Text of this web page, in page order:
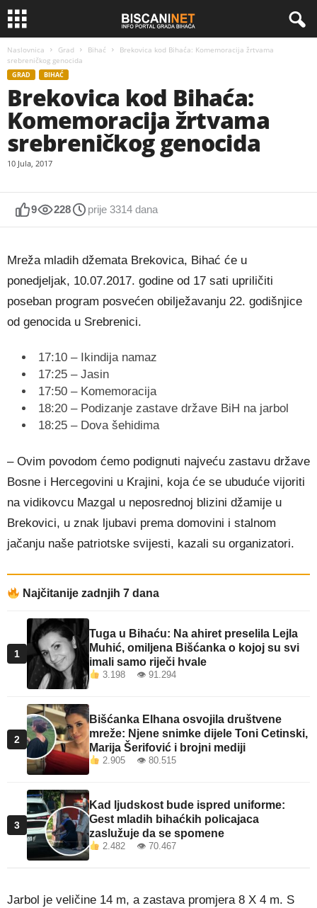
Naslovnica Grad Bihać
Brekovica kod Bihaća: Komemoracija žrtvama
srebreničkog genocida
GRAD BIHAĆ
Brekovica kod Bihaća:
Komemoracija žrtvama
srebreničkog genocida
10 Jula, 2017
9 228 prije 3314 dana
Mreža mladih džemata Brekovica, Bihać će u
ponedjeljak, 10.07.2017. godine od 17 sati upriličiti
poseban program posvećen obilježavanju 22. godišnjice
od genocida u Srebrenici.
17:10 – Ikindija namaz
17:25 – Jasin
17:50 – Komemoracija
18:20 – Podizanje zastave države BiH na jarbol
18:25 – Dova šehidima
– Ovim povodom ćemo podignuti najveću zastavu države
Bosne i Hercegovini u Krajini, koja će se ubuduće vijoriti
na vidikovcu Mazgal u neposrednoj blizini džamije u
Brekovici, u znak ljubavi prema domovini i stalnom
jačanju naše patriotske svijesti, kazali su organizatori.
Najčitanije zadnjih 7 dana
1
Tuga u Bihaću: Na ahiret preselila Lejla
Muhić, omiljena Bišćanka o kojoj su svi
imali samo riječi hvale
3.198 👁 91.294
2
Bišćanka Elhana osvojila društvene
mreže: Njene snimke dijele Toni Cetinski,
Marija Šerifović i brojni mediji
2.905 👁 80.515
3
Kad ljudskost bude ispred uniforme:
Gest mladih bihaćkih policajaca
zaslužuje da se spomene
2.482 👁 70.467
Jarbol je veličine 14 m, a zastava promjera 8 X 4 m. S